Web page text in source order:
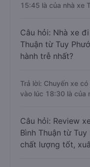
15:45 là của nhà xe
Câu hỏi: Nhà xe
Thuận từ Tuy
hành trễ nhất?
Trả lời: Chuyến xe
vào lúc 18:30 là của
Câu hỏi: Review
Bình Thuận từ
chất lượng tốt,